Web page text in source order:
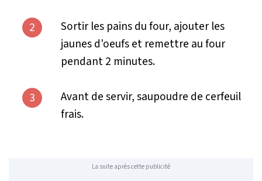
2
Sortir les pains du four, ajouter les
jaunes d'oeufs et remettre au four
pendant 2 minutes.
3
Avant de servir, saupoudre de cerfeuil
frais.
La suite après cette publicité